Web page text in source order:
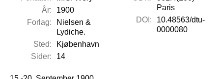
År:
1900
Forlag:
Nielsen &
Lydiche.
Sted:
Kjøbenhavn
Sider:
14
Paris
DOI:
10.48563/dtu-
0000080